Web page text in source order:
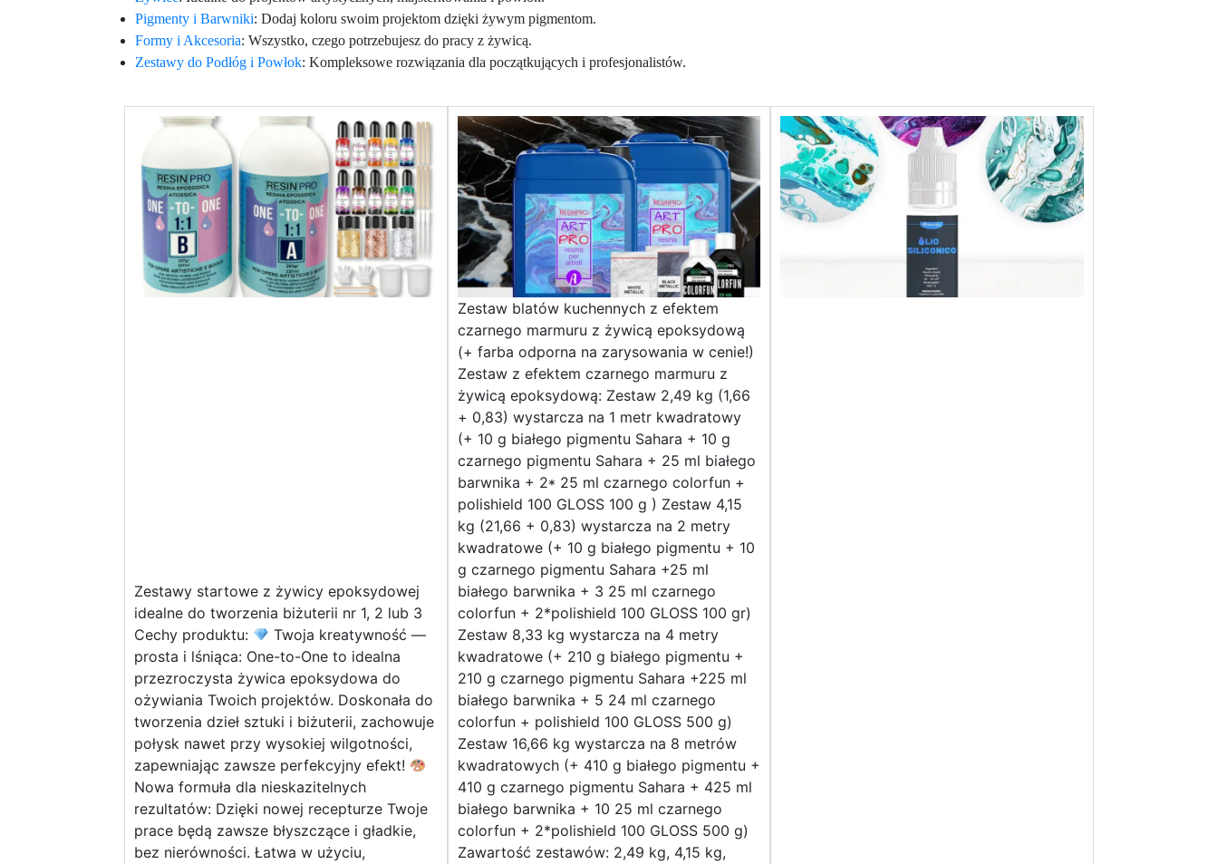
Pigmenty i Barwniki: Dodaj koloru swoim projektom dzięki żywym pigmentom.
Formy i Akcesoria: Wszystko, czego potrzebujesz do pracy z żywicą.
Zestawy do Podłóg i Powłok: Kompleksowe rozwiązania dla początkujących i profesjonalistów.
Zestawy startowe z żywicy epoksydowej
idealne do tworzenia biżuterii nr 1, 2 lub 3
Cechy produktu:
Twoja kreatywność —
prosta i lśniąca: One-to-One to idealna
przezroczysta żywica epoksydowa do
ożywiania Twoich projektów. Doskonała do
tworzenia dzieł sztuki i biżuterii, zachowuje
połysk nawet przy wysokiej wilgotności,
zapewniając zawsze perfekcyjny efekt!
Nowa formuła dla nieskazitelnych
rezultatów: Dzięki nowej recepturze Twoje
prace będą zawsze błyszczące i gładkie,
bez nierówności. Łatwa w użyciu,
Zestaw blatów kuchennych z efektem
czarnego marmuru z żywicą epoksydową
(+ farba odporna na zarysowania w cenie!)
Zestaw z efektem czarnego marmuru z
żywicą epoksydową: Zestaw 2,49 kg (1,66
+ 0,83) wystarcza na 1 metr kwadratowy
(+ 10 g białego pigmentu Sahara + 10 g
czarnego pigmentu Sahara + 25 ml białego
barwnika + 2* 25 ml czarnego colorfun +
polishield 100 GLOSS 100 g ) Zestaw 4,15
kg (21,66 + 0,83) wystarcza na 2 metry
kwadratowe (+ 10 g białego pigmentu + 10
g czarnego pigmentu Sahara +25 ml
białego barwnika + 3 25 ml czarnego
colorfun + 2*polishield 100 GLOSS 100 gr)
Zestaw 8,33 kg wystarcza na 4 metry
kwadratowe (+ 210 g białego pigmentu +
210 g czarnego pigmentu Sahara +225 ml
białego barwnika + 5 24 ml czarnego
colorfun + polishield 100 GLOSS 500 g)
Zestaw 16,66 kg wystarcza na 8 metrów
kwadratowych (+ 410 g białego pigmentu +
410 g czarnego pigmentu Sahara + 425 ml
białego barwnika + 10 25 ml czarnego
colorfun + 2*polishield 100 GLOSS 500 g)
Zawartość zestawów: 2,49 kg, 4,15 kg,